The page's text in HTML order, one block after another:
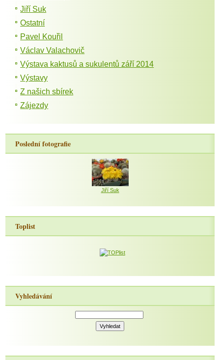
Jiří Suk
Ostatní
Pavel Kouřil
Václav Valachovič
Výstava kaktusů a sukulentů září 2014
Výstavy
Z našich sbírek
Zájezdy
Poslední fotografie
Jiří Suk
Toplist
Vyhledávání